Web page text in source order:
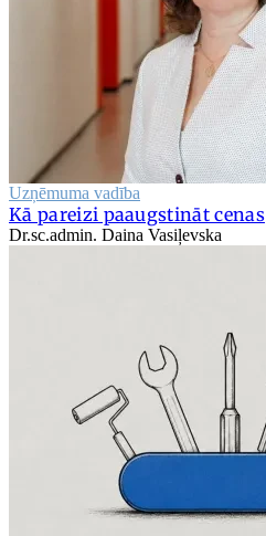
Uzņēmuma vadība
Kā pareizi paaugstināt cenas
Dr.sc.admin. Daina Vasiļevska